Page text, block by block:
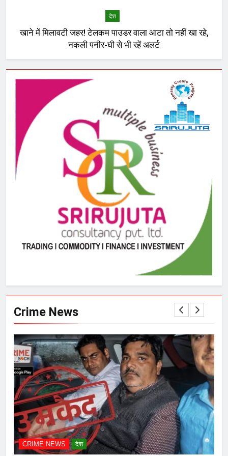
देश
खाने में मिलावटी जहर! टेलकम पाउडर वाला आटा तो नहीं खा रहे,
नकली पनीर-घी से भी रहें अलर्ट
Crime News
CRIME NEWS देश